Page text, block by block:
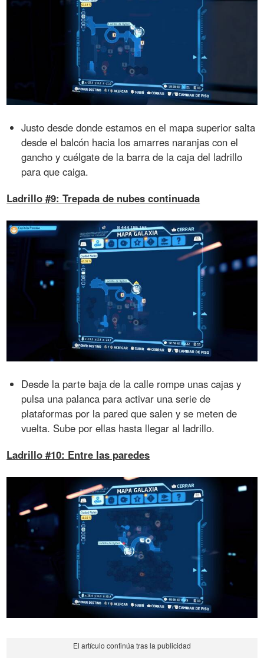
Justo desde donde estamos en el mapa superior salta
desde el balcón hacia los amarres naranjas con el
gancho y cuélgate de la barra de la caja del ladrillo
para que caiga.
Ladrillo #9: Trepada de nubes continuada
Desde la parte baja de la calle rompe unas cajas y
pulsa una palanca para activar una serie de
plataformas por la pared que salen y se meten de
vuelta. Sube por ellas hasta llegar al ladrillo.
Ladrillo #10: Entre las paredes